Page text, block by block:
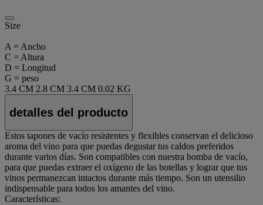
Size
A = Ancho
C = Altura
D = Longitud
G = peso
3.4 CM 2.8 CM 3.4 CM 0.02 KG
detalles del producto
Estos tapones de vacío resistentes y flexibles conservan el delicioso
aroma del vino para que puedas degustar tus caldos preferidos
durante varios días. Son compatibles con nuestra bomba de vacío,
para que puedas extraer el oxígeno de las botellas y lograr que tus
vinos permanezcan intactos durante más tiempo. Son un utensilio
indispensable para todos los amantes del vino.
Características: